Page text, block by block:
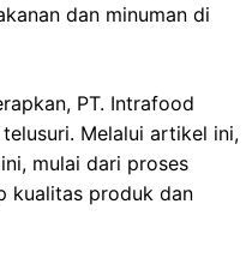
dan minuman di
PT. Intrafood
Melalui artikel ini,
mulai dari proses
kualitas produk dan